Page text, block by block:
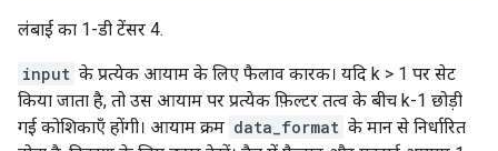
लंबाई का 1-डी टेंसर 4.
input के प्रत्येक आयाम के लिए फैलाव कारक। यदि k > 1 पर सेट
किया जाता है, तो उस आयाम पर प्रत्येक फ़िल्टर तत्व के बीच k-1 छोड़ी
गई कोशिकाएँ होंगी। आयाम क्रम data_format के मान से निर्धारित